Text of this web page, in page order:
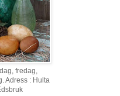
fredag,
Adress : Hulta